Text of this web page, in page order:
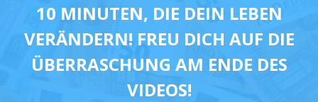
10 MINUTEN, DIE DEIN LEBEN
VERÄNDERN! FREU DICH AUF DIE
ÜBERRASCHUNG AM ENDE DES
VIDEOS!